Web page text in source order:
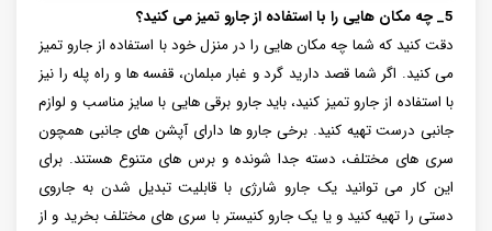
5_ چه مکان هایی را با استفاده از جارو تمیز می کنید؟
دقت کنید که شما چه مکان هایی را در منزل خود با استفاده از جارو تمیز
می کنید. اگر شما قصد دارید گرد و غبار مبلمان، قفسه ها و راه پله را نیز
با استفاده از جارو تمیز کنید، باید جارو برقی هایی با سایز مناسب و لوازم
جانبی درست تهیه کنید. برخی جارو ها دارای آپشن های جانبی همچون
سری های مختلف، دسته جدا شونده و برس های متنوع هستند. برای
این کار می توانید یک جارو شارژی با قابلیت تبدیل شدن به جاروی
دستی را تهیه کنید و یا یک جارو کنیستر با سری های مختلف بخرید و از